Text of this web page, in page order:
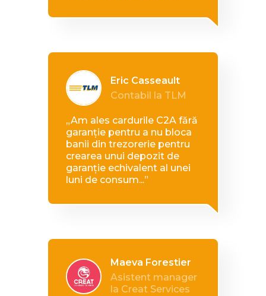
Eric Casseault
Contabil la TLM
„Am ales cardurile C2A fără
garanție pentru a nu bloca
banii din trezorerie pentru
crearea unui depozit de
garanție echivalent al unei
luni de consum...”
Maeva Forestier
Asistent manager
la Creat Services